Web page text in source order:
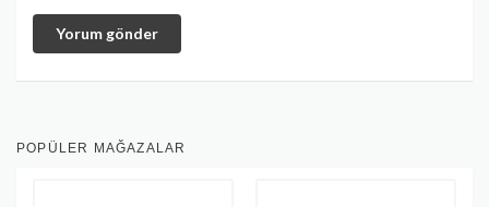
Yorum gönder
POPÜLER MAĞAZALAR